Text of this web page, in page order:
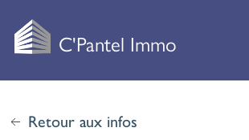
C'Pantel Immo
Retour aux infos